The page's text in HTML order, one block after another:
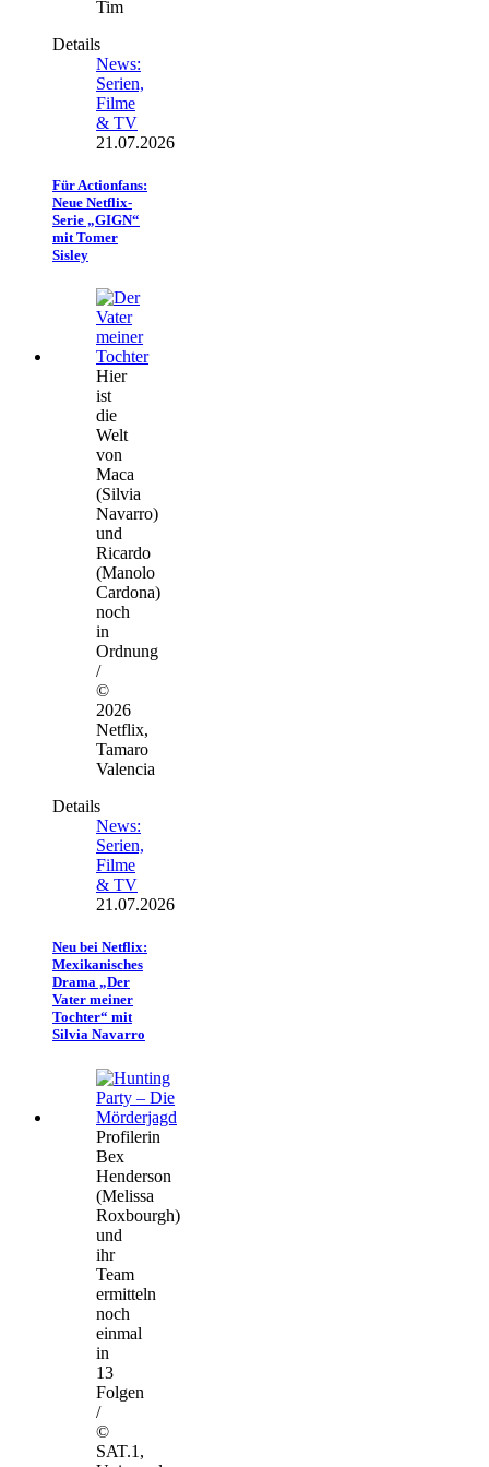
Tim
Details
News:
Serien,
Filme
& TV
21.07.2026
Für Actionfans:
Neue Netflix-
Serie „GIGN“
mit Tomer
Sisley
Hier
ist
die
Welt
von
Maca
(Silvia
Navarro)
und
Ricardo
(Manolo
Cardona)
noch
in
Ordnung
/
©
2026
Netflix,
Tamaro
Valencia
Details
News:
Serien,
Filme
& TV
21.07.2026
Neu bei Netflix:
Mexikanisches
Drama „Der
Vater meiner
Tochter“ mit
Silvia Navarro
Profilerin
Bex
Henderson
(Melissa
Roxbourgh)
und
ihr
Team
ermitteln
noch
einmal
in
13
Folgen
/
©
SAT.1,